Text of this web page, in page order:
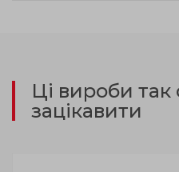
Ці вироби
зацікавити